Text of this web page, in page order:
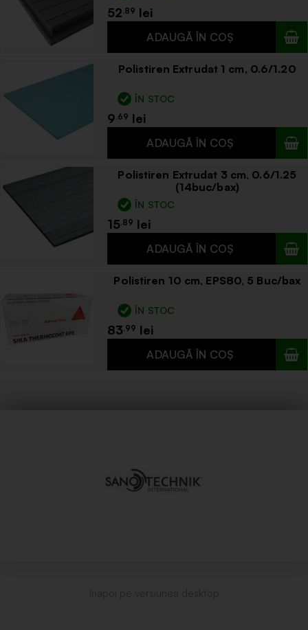
52.89
Polistiren Extrudat 1 cm, 0.6/1.20
ÎN STOC
9.69
Polistiren Extrudat 3 cm, 0.6/1.25
(14buc/bax)
ÎN STOC
15.89
Polistiren 10 cm, EPS80, 5 Buc/bax
ÎN STOC
83.99